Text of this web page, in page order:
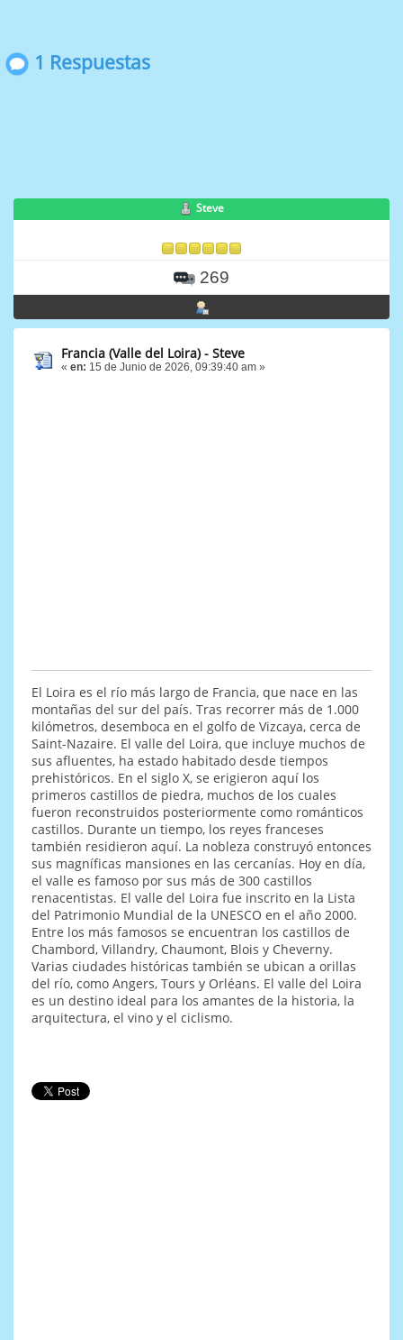
1 Respuestas
Steve
269
Francia (Valle del Loira) - Steve
« en: 15 de Junio de 2026, 09:39:40 am »
El Loira es el río más largo de Francia, que nace en las
montañas del sur del país. Tras recorrer más de 1.000
kilómetros, desemboca en el golfo de Vizcaya, cerca de
Saint-Nazaire. El valle del Loira, que incluye muchos de
sus afluentes, ha estado habitado desde tiempos
prehistóricos. En el siglo X, se erigieron aquí los
primeros castillos de piedra, muchos de los cuales
fueron reconstruidos posteriormente como románticos
castillos. Durante un tiempo, los reyes franceses
también residieron aquí. La nobleza construyó entonces
sus magníficas mansiones en las cercanías. Hoy en día,
el valle es famoso por sus más de 300 castillos
renacentistas. El valle del Loira fue inscrito en la Lista
del Patrimonio Mundial de la UNESCO en el año 2000.
Entre los más famosos se encuentran los castillos de
Chambord, Villandry, Chaumont, Blois y Cheverny.
Varias ciudades históricas también se ubican a orillas
del río, como Angers, Tours y Orléans. El valle del Loira
es un destino ideal para los amantes de la historia, la
arquitectura, el vino y el ciclismo.